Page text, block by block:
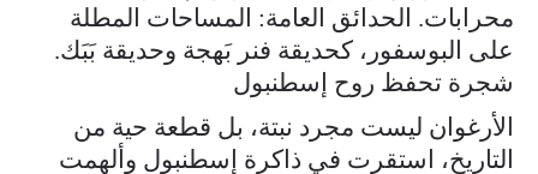
محرابات. الحدائق العامة: المساحات المطلة
على البوسفور، كحديقة فنر بَهجة وحديقة بَبَك.
شجرة تحفظ روح إسطنبول
الأرغوان ليست مجرد نبتة، بل قطعة حية من
التاريخ، استقرت في ذاكرة إسطنبول وألهمت